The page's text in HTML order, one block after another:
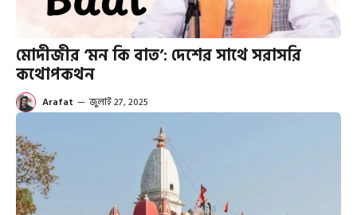
মোদীজীর ‘মন কি বাত’: দেশের সাথে সরাসরি
কথোপকথন
Arafat — জুলাই 27, 2025